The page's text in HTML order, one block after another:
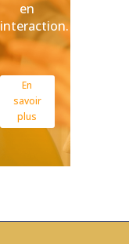
en
interaction.
En
savoir
plus